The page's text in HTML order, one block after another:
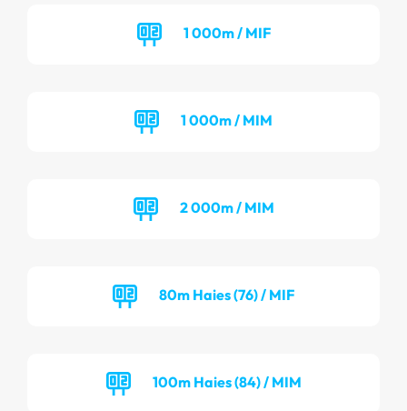
1 000m / MIF
1 000m / MIM
2 000m / MIM
80m Haies (76) / MIF
100m Haies (84) / MIM